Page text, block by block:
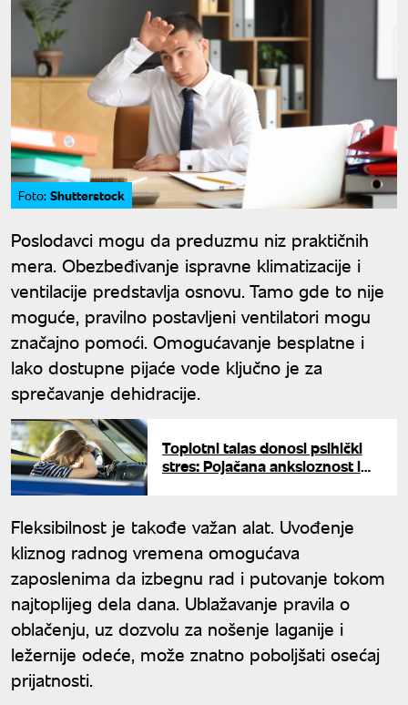
Foto: Shutterstock
Poslodavci mogu da preduzmu niz praktičnih
mera. Obezbeđivanje ispravne klimatizacije i
ventilacije predstavlja osnovu. Tamo gde to nije
moguće, pravilno postavljeni ventilatori mogu
značajno pomoći. Omogućavanje besplatne i
lako dostupne pijaće vode ključno je za
sprečavanje dehidracije.
Toplotni talas donosi psihički
stres: Pojačana anksioznost i
Fleksibilnost je takođe važan alat. Uvođenje
kliznog radnog vremena omogućava
zaposlenima da izbegnu rad i putovanje tokom
najtoplijeg dela dana. Ublažavanje pravila o
oblačenju, uz dozvolu za nošenje laganije i
ležernije odeće, može znatno poboljšati osećaj
prijatnosti.